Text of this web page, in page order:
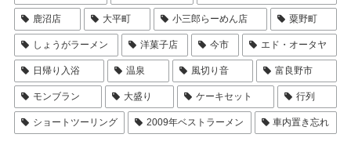
鹿沼店 大平町 小三郎らーめん店 粟野町
しょうがラーメン 洋菓子店 今市 エド・オータヤ
日帰り入浴 温泉 風切り音 富良野市
モンブラン 大盛り ケーキセット 行列
ショートツーリング 2009年ベストラーメン 車内置き忘れ